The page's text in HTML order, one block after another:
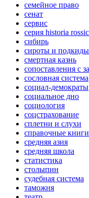
семейное право
сенат
сервис
серия historia
сибирь
сироты и
смертная казнь
сопоставления с
сословная система
социал-демократы
социальное дно
социология
соцстрахование
сплетни и слухи
справочные книги
средняя азия
средняя школа
статистика
столыпин
судебная система
таможня